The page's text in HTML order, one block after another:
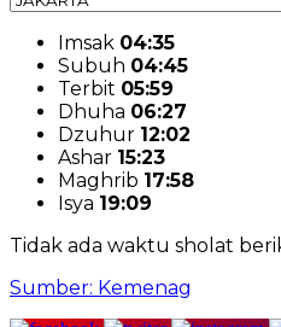
Imsak 04:35
Subuh 04:45
Terbit 05:59
Dhuha 06:27
Dzuhur 12:02
Ashar 15:23
Maghrib 17:58
Isya 19:09
Tidak ada waktu sholat
Sumber: Kemenag